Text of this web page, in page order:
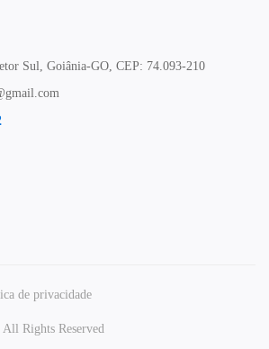
Sul, Goiânia-GO, CEP: 74.093-210
de privacidade
Rights Reserved